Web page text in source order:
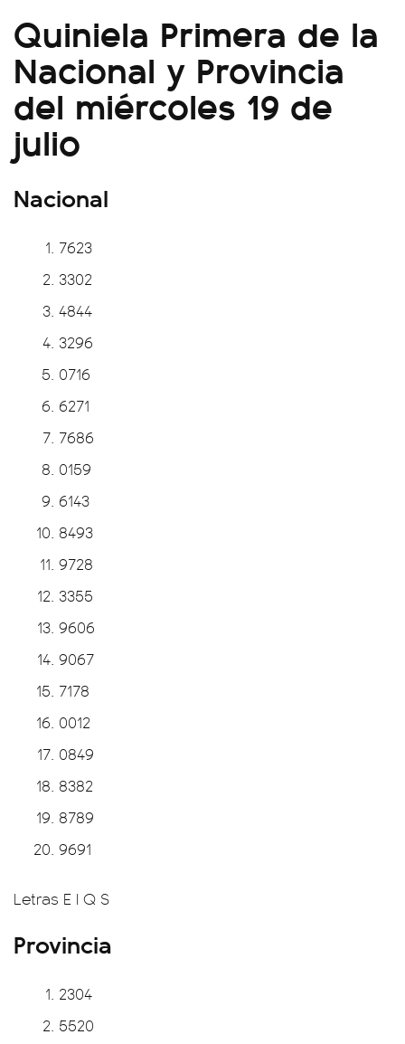
Quiniela Primera de la
Nacional y Provincia
del miércoles 19 de
julio
Nacional
7623
3302
4844
3296
0716
6271
7686
0159
6143
8493
9728
3355
9606
9067
7178
0012
0849
8382
8789
9691
Letras E I Q S
Provincia
2304
5520